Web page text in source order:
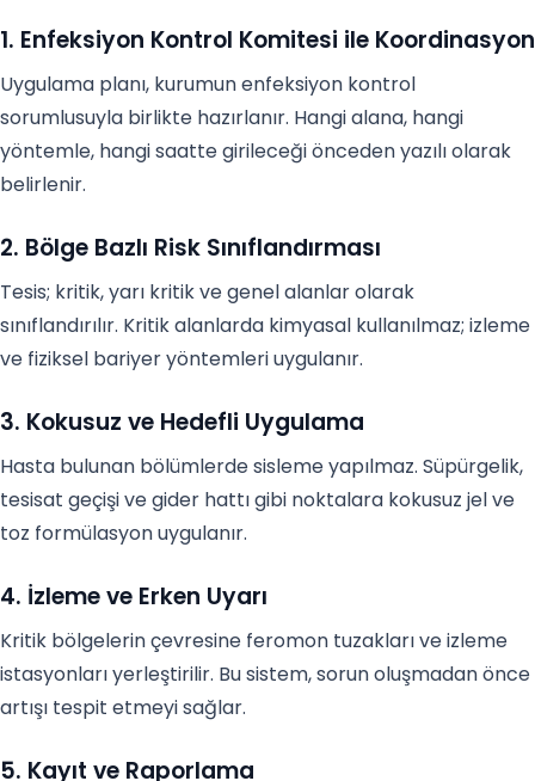
1. Enfeksiyon Kontrol Komitesi ile Koordinasyon
Uygulama planı, kurumun enfeksiyon kontrol
sorumlusuyla birlikte hazırlanır. Hangi alana, hangi
yöntemle, hangi saatte girileceği önceden yazılı olarak
belirlenir.
2. Bölge Bazlı Risk Sınıflandırması
Tesis; kritik, yarı kritik ve genel alanlar olarak
sınıflandırılır. Kritik alanlarda kimyasal kullanılmaz; izleme
ve fiziksel bariyer yöntemleri uygulanır.
3. Kokusuz ve Hedefli Uygulama
Hasta bulunan bölümlerde sisleme yapılmaz. Süpürgelik,
tesisat geçişi ve gider hattı gibi noktalara kokusuz jel ve
toz formülasyon uygulanır.
4. İzleme ve Erken Uyarı
Kritik bölgelerin çevresine feromon tuzakları ve izleme
istasyonları yerleştirilir. Bu sistem, sorun oluşmadan önce
artışı tespit etmeyi sağlar.
5. Kayıt ve Raporlama